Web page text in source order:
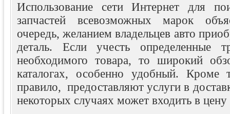
Использование сети Интернет для
запчастей всевозможных марок
очередь, желанием владельцев авто
деталь. Если учесть определенные
необходимого товара, то широкий
каталогах, особенно удобный. Кроме
правило, предоставляют услуги в
некоторых случаях может входить в цену